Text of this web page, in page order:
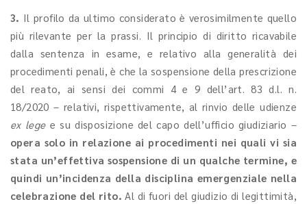
3. Il profilo da ultimo considerato è verosimilmente quello
più rilevante per la prassi. Il principio di diritto ricavabile
dalla sentenza in esame, e relativo alla generalità dei
procedimenti penali, è che la sospensione della prescrizione
del reato, ai sensi dei commi 4 e 9 dell’art. 83 d.l. n.
18/2020 – relativi, rispettivamente, al rinvio delle udienze
ex legee su disposizione del capo dell’ufficio giudiziario –
opera solo in relazione ai procedimenti nei quali vi sia
stata un’effettiva sospensione di un qualche termine, e
quindi un’incidenza della disciplina emergenziale nella
celebrazione del rito.Al di fuori del giudizio di legittimità,